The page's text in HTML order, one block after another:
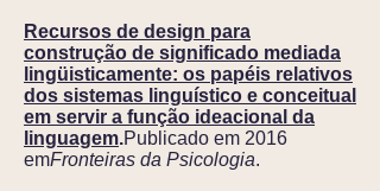
Recursos de design para
construção de significado mediada
lingüisticamente: os papéis relativos
dos sistemas linguístico e conceitual
em servir a função ideacional da
linguagem.Publicado em 2016
emFronteiras da Psicologia.